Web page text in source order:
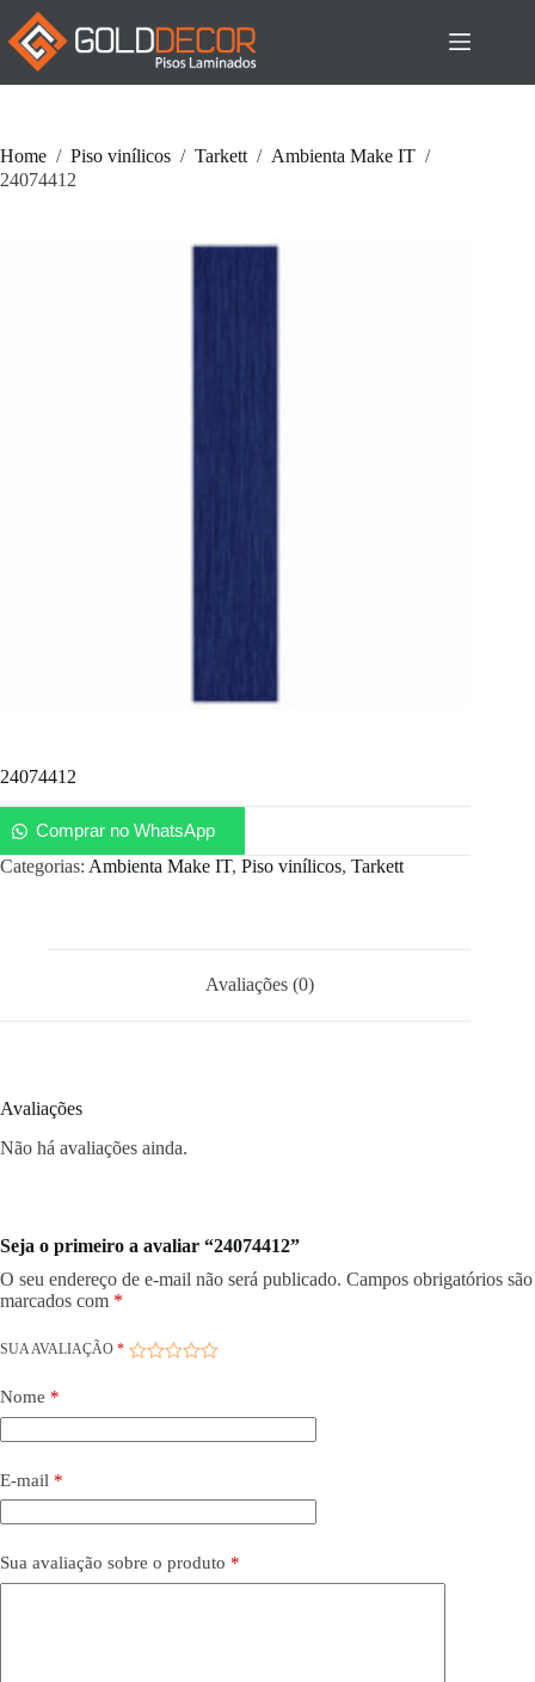
Pular
para
conteúdo
Home / Piso vinílicos / Tarkett / Ambienta Make IT /
24074412
24074412
Comprar no WhatsApp
Categorias: Ambienta Make IT, Piso vinílicos, Tarkett
Avaliações (0)
Avaliações
Não há avaliações ainda.
Seja o primeiro a avaliar “24074412”
O seu endereço de e-mail não será publicado. Campos obrigatórios são
marcados com *
SUA AVALIAÇÃO *
Nome *
E-mail *
Sua avaliação sobre o produto *